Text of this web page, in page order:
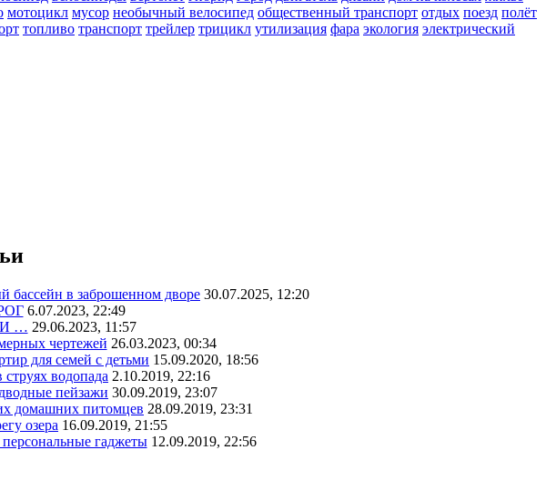
мотоцикл мусор необычный велосипед общественный транспорт отдых поезд полёт
топливо транспорт трейлер трицикл утилизация фара экология электрический
бассейн в заброшенном дворе 30.07.2025, 12:20
6.07.2023, 22:49
И … 29.06.2023, 11:57
чертежей 26.03.2023, 00:34
для семей с детьми 15.09.2020, 18:56
водопада 2.10.2019, 22:16
пейзажи 30.09.2019, 23:07
домашних питомцев 28.09.2019, 23:31
озера 16.09.2019, 21:55
гаджеты 12.09.2019, 22:56